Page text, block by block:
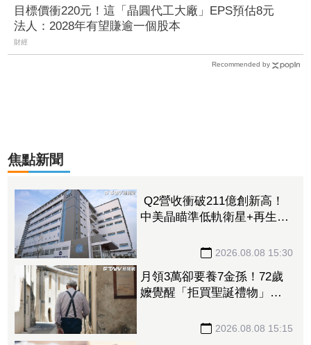
目標價衝220元！這「晶圓代工大廠」EPS預估8元
法人：2028年有望賺逾一個股本
財經
Recommended by
焦點新聞
Q2營收衝破211億創新高！
中美晶瞄準低軌衛星+再生能
2026.08.08 15:30
月領3萬卻要養7金孫！72歲
嬤覺醒「拒買聖誕禮物」踩
2026.08.08 15:15